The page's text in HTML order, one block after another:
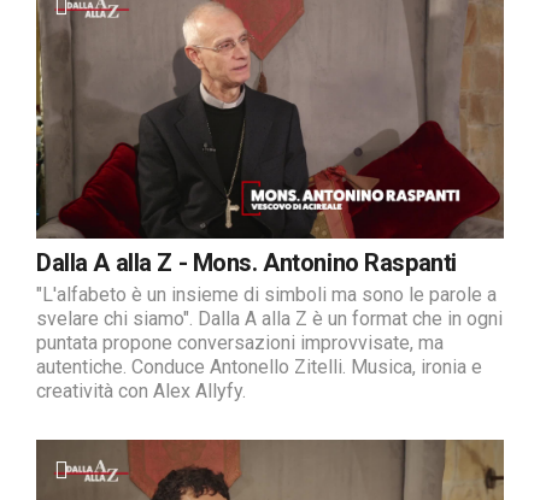
Dalla A alla Z - Mons. Antonino Raspanti
"L'alfabeto è un insieme di simboli ma sono le parole a
svelare chi siamo". Dalla A alla Z è un format che in ogni
puntata propone conversazioni improvvisate, ma
autentiche. Conduce Antonello Zitelli. Musica, ironia e
creatività con Alex Allyfy.